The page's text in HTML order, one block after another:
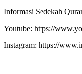
Informasi Sedekah
Youtube: https://
Instagram: https://